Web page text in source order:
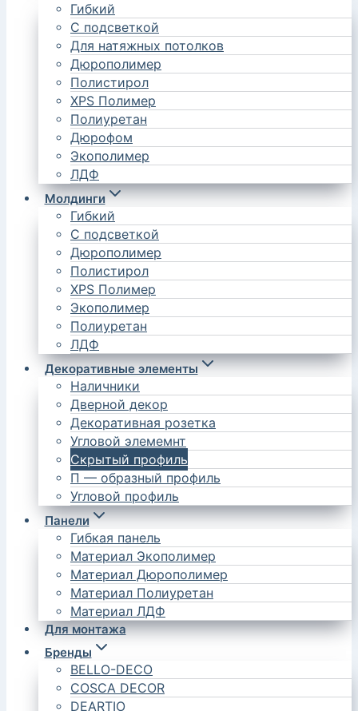
Гибкий
С подсветкой
Для натяжных потолков
Дюрополимер
Полистирол
XPS Полимер
Полиуретан
Дюрофом
Экополимер
ЛДФ
Молдинги
Гибкий
С подсветкой
Дюрополимер
Полистирол
XPS Полимер
Экополимер
Полиуретан
ЛДФ
Декоративные элементы
Наличники
Дверной декор
Декоративная розетка
Угловой элемемнт
Скрытый профиль
П — образный профиль
Угловой профиль
Панели
Гибкая панель
Материал Экополимер
Материал Дюрополимер
Материал Полиуретан
Материал ЛДФ
Для монтажа
Бренды
BELLO-DECO
COSCA DECOR
DEARTIO